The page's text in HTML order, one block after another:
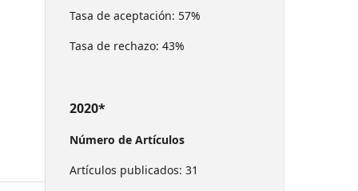
Tasa de aceptación: 57%
Tasa de rechazo: 43%
2020*
Número de Artículos
Artículos publicados: 31